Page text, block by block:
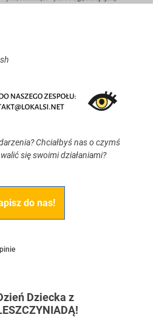
Chciałbyś nas o czymś
się swoimi działaniami?
do nas!
Dziecka z